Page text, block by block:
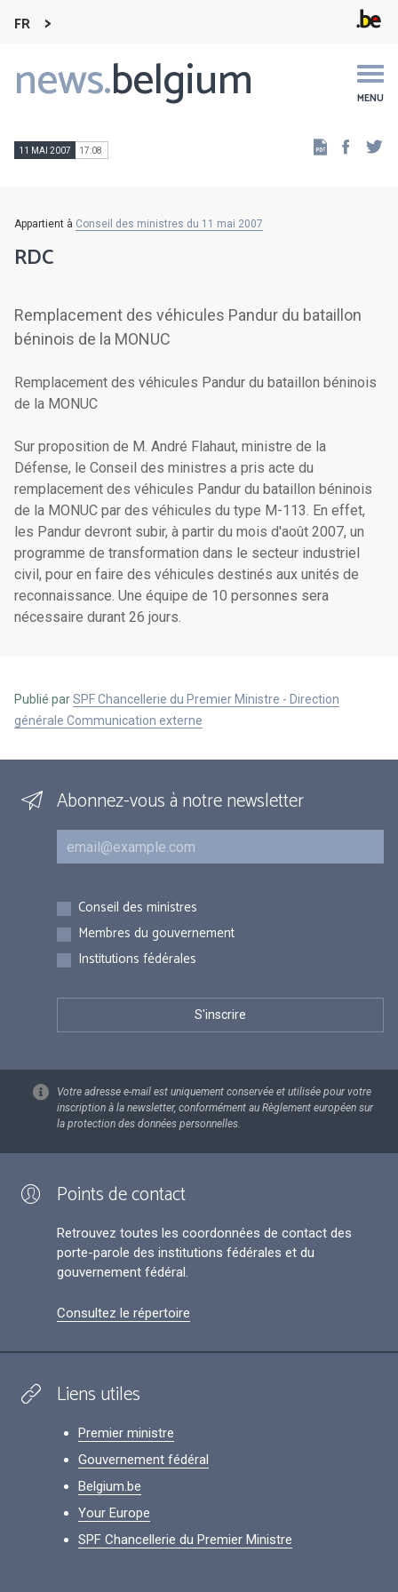
FR
news.belgium MENU
Main
navigation
11 MAI 2007 17:08
Appartient à Conseil des ministres du 11 mai 2007
RDC
Remplacement des véhicules Pandur du bataillon
béninois de la MONUC
Remplacement des véhicules Pandur du bataillon béninois
de la MONUC
Sur proposition de M. André Flahaut, ministre de la
Défense, le Conseil des ministres a pris acte du
remplacement des véhicules Pandur du bataillon béninois
de la MONUC par des véhicules du type M-113. En effet,
les Pandur devront subir, à partir du mois d'août 2007, un
programme de transformation dans le secteur industriel
civil, pour en faire des véhicules destinés aux unités de
reconnaissance. Une équipe de 10 personnes sera
nécessaire durant 26 jours.
Publié parSPF Chancellerie du Premier Ministre - Direction
générale Communication externe
Abonnez-vous à notre newsletter
Courriel
Inscriptions
Conseil des ministres
Membres du gouvernement
Institutions fédérales
Votre adresse e-mail est uniquement conservée et utilisée pour votre
inscription à la newsletter, conformément au Règlement européen sur
la protection des données personnelles.
Points de contact
Retrouvez toutes les coordonnées de contact des
porte-parole des institutions fédérales et du
gouvernement fédéral.
Consultez le répertoire
Liens utiles
Premier ministre
Gouvernement fédéral
Belgium.be
Your Europe
SPF Chancellerie du Premier Ministre